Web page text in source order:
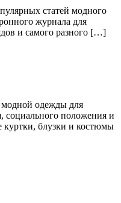
статей модного
журнала для
и самого разного […]
одежды для
социального положения и
куртки, блузки и костюмы